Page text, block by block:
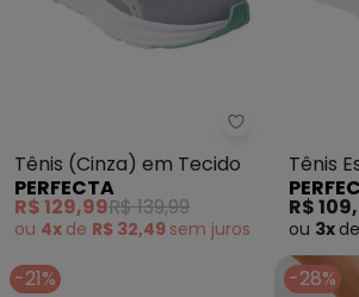
Perfecta -
Tênis (Cinza) em Tecido
PERFECTA
R$ 129,99R$ 139,99
ou 4x de R$ 32,49 sem juros
Tênis
Tecido
R$
ou 3x de
-21% -28%